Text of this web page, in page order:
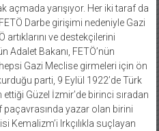
yarışıyor. Her iki taraf da
Darbe girişimi nedeniyle Gazi
ve destekçilerini
Adalet Bakanı, FETÖ’nün
Gazi Meclise girmeleri için ön
parti, 9 Eylül 1922’de Türk
Güzel İzmir’de birinci sıradan
paçavrasında yazar olan birini
Kemalizm’i Irkçılıkla suçlayan